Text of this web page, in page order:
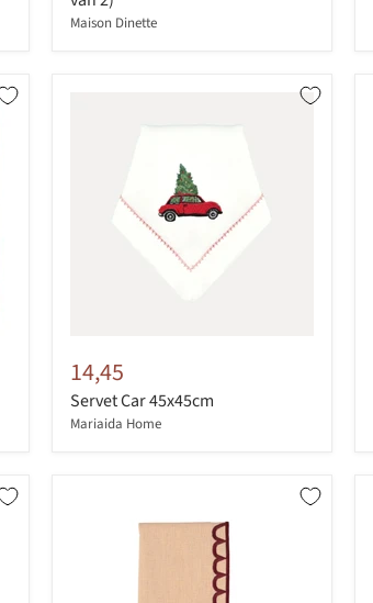
Maison Dinette
14,45
Servet Car 45x45cm
Mariaida Home